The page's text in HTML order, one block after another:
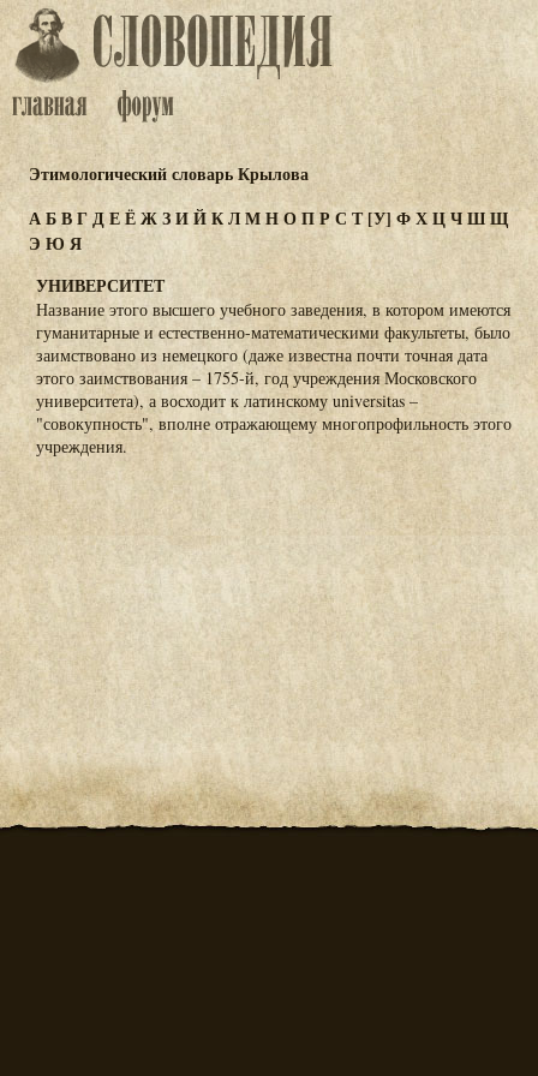
Этимологический словарь Крылова
АБВГДЕЁЖЗИЙКЛМНОПРСТ[У]ФХЦЧШЩ
Э Ю Я
УНИВЕРСИТЕТ
Название этого высшего учебного заведения, в котором имеются
гуманитарные и естественно-математическими факультеты, было
заимствовано из немецкого (даже известна почти точная дата
этого заимствования – 1755-й, год учреждения Московского
университета), а восходит к латинскому universitas –
"совокупность", вполне отражающему многопрофильность этого
учреждения.